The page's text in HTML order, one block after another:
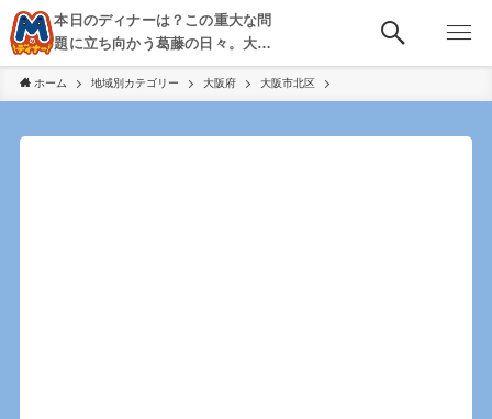
本日のディナーは？この重大な問
題に立ち向かう葛藤の日々。大
阪・京都・神戸を中心とした食べ
歩き、飲み歩きを綴る。
ホーム 地域別カテゴリー 大阪府 大阪市北区